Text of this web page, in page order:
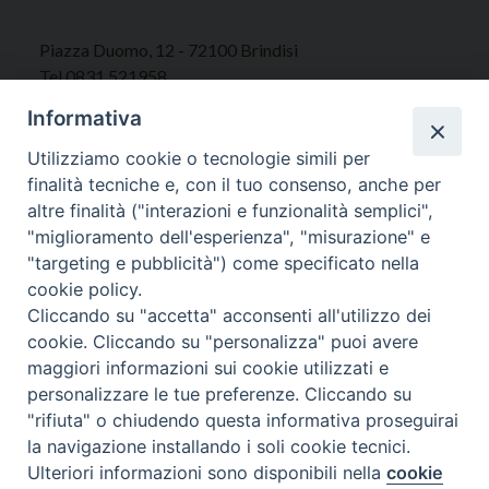
Piazza Duomo, 12 - 72100 Brindisi
Tel 0831.521958
Orari Curia
Mar. / Mer. / Giov. ore 9 - 13
nei mesi estivi solo Martedì ore 9 - 13
WebMail
Copyright © Arcidiocesi di Brindisi – Ostuni
Preferenze Cookie
Informativa
Utilizziamo cookie o tecnologie simili per
finalità tecniche e, con il tuo consenso, anche per
altre finalità ("interazioni e funzionalità semplici",
"miglioramento dell'esperienza", "misurazione" e
"targeting e pubblicità") come specificato nella
cookie policy.
Cliccando su "accetta" acconsenti all'utilizzo dei
cookie. Cliccando su "personalizza" puoi avere
maggiori informazioni sui cookie utilizzati e
personalizzare le tue preferenze. Cliccando su
"rifiuta" o chiudendo questa informativa proseguirai
la navigazione installando i soli cookie tecnici.
Ulteriori informazioni sono disponibili nellacookie